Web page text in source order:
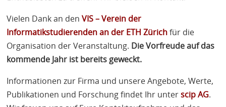
Vielen Dank an denVIS– Verein der
Informatikstudierenden an der ETH Zürichfür die
Organisation der Veranstaltung. Die Vorfreude auf das
kommende Jahr ist bereits geweckt.
Informationen zur Firma und unsere Angebote, Werte,
Publikationen und Forschung findet Ihr unterscip AG.